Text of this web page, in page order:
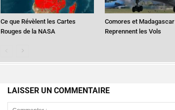
Ce que Révèlent les Cartes
Rouges de la NASA
Comores et Madagascar
Reprennent les Vols
LAISSER UN COMMENTAIRE